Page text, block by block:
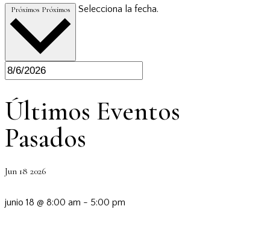
Próximos Próximos Selecciona la fecha.
Últimos Eventos
Pasados
Jun 18 2026
junio 18 @ 8:00 am - 5:00 pm